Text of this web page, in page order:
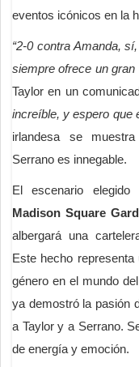
eventos icónicos en la
“2-0 contra Amanda,
siempre ofrece un
Taylor en un
increíble, y espero que
irlandesa se
Serrano es innegable.
El escenario
Madison Square
albergará una
Este hecho
género en el mundo
ya demostró la pasión
a Taylor y a Serrano.
de energía y emoción.